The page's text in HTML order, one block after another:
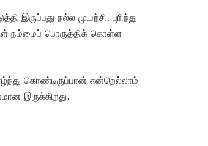
இருப்பது நல்ல முயற்சி. புரிந்து
நம்மைப் பொருத்திக் கொள்ள
கொண்டிருப்பான் என்றெல்லாம்
இருக்கிறது.